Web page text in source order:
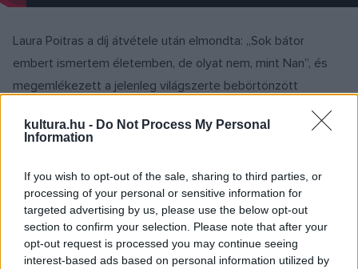
kultura.hu - Do Not Process My Personal
Information
If you wish to opt-out of the sale, sharing to third parties, or
processing of your personal or sensitive information for
targeted advertising by us, please use the below opt-out
section to confirm your selection. Please note that after your
opt-out request is processed you may continue seeing
interest-based ads based on personal information utilized by
Laura Poitras a díj átvétele után elmondta: „Sok bátor
embert ismertem életemben, de olyat nem, mint Nan”, és
megemlékezett a jelenleg világszerte bebörtönzött
Luca Guadagnino vehette átBones and Allcímű filmjéért,
melyet Timothee Chalamet és Taylor Russell
főszereplésével forgatott. Taylor Russell a gálán a legjobb
fiatal színésznő díját is elnyerte.